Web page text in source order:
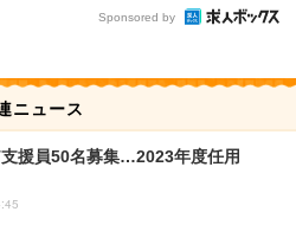
Sponsored by
ニュース
援員50名募集…2023年度任用